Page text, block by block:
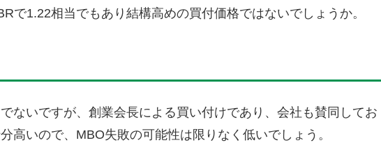
で1.22相当でもあり結構高めの買付価格ではないでしょうか。
ないですが、創業会長による買い付けであり、会社も賛同してお
高いので、MBO失敗の可能性は限りなく低いでしょう。